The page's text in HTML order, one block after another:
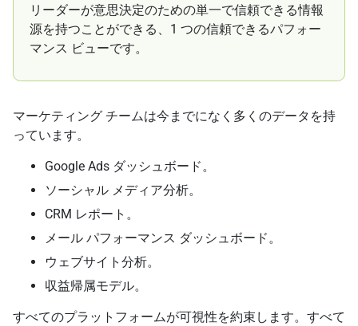
リーダーが意思決定のための単一で信頼できる情報
源を持つことができる、1 つの信頼できるパフォー
マンス ビューです。
マーケティング チームは今までになく多くのデータを持
っています。
Google Ads ダッシュボード。
ソーシャル メディア分析。
CRM レポート。
メール パフォーマンス ダッシュボード。
ウェブサイト分析。
収益帰属モデル。
すべてのプラットフォームが可視性を約束します。すべて